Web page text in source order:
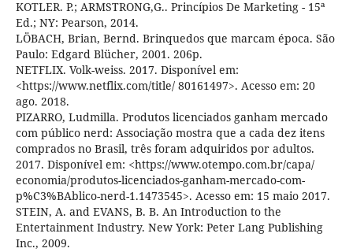
KOTLER. P.; ARMSTRONG,G.. Princípios De Marketing - 15ª
Ed.; NY: Pearson, 2014.
LÖBACH, Brian, Bernd. Brinquedos que marcam época. São
Paulo: Edgard Blücher, 2001. 206p.
NETFLIX. Volk-weiss. 2017. Disponível em:
<https://www.netflix.com/title/ 80161497>. Acesso em: 20
ago. 2018.
PIZARRO, Ludmilla. Produtos licenciados ganham mercado
com público nerd: Associação mostra que a cada dez itens
comprados no Brasil, três foram adquiridos por adultos.
2017. Disponível em: <https://www.otempo.com.br/capa/
economia/produtos-licenciados-ganham-mercado-com-
p%C3%BAblico-nerd-1.1473545>. Acesso em: 15 maio 2017.
STEIN, A. and EVANS, B. B. An Introduction to the
Entertainment Industry. New York: Peter Lang Publishing
Inc., 2009.